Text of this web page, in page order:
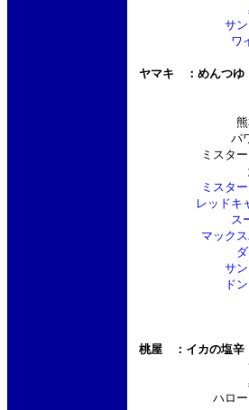
サ
ワ
ヤマキ ：めんつゆ
パ
ミスタ
ミスタ
レッド
ス
マック
サ
ド
桃屋 ：イカの塩辛
ハロ